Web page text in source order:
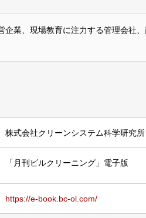
業、現場教育に注力する管理会社
株式会社クリーンシステム科学研究所
「月刊ビルクリーニング」電子版
https://e-book.bc-ol.com/